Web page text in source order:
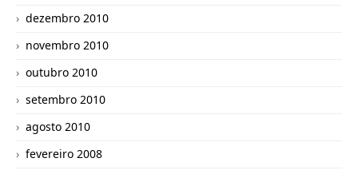
dezembro 2010
novembro 2010
outubro 2010
setembro 2010
agosto 2010
fevereiro 2008